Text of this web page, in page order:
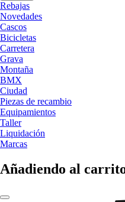
Rebajas
Novedades
Cascos
Bicicletas
Carretera
Grava
Montaña
BMX
Ciudad
Piezas de recambio
Equipamientos
Taller
Liquidación
Marcas
Añadiendo al